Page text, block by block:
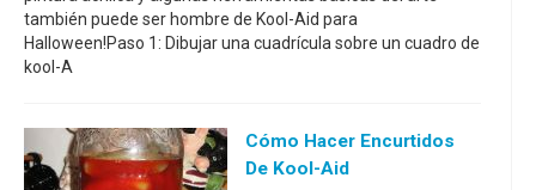
también puede ser hombre de Kool-Aid para
Halloween!Paso 1: Dibujar una cuadrícula sobre un cuadro de
kool-A
Cómo Hacer Encurtidos
De Kool-Aid